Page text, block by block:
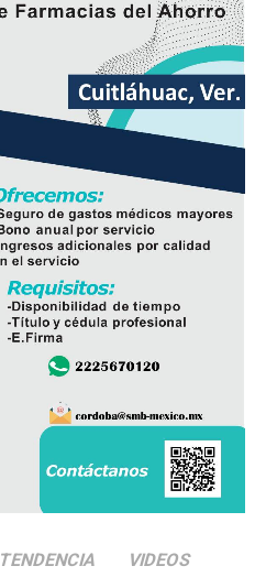
TENDENCIA VIDEOS